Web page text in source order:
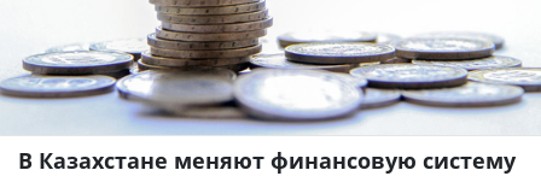
В Казахстане меняют финансовую систему